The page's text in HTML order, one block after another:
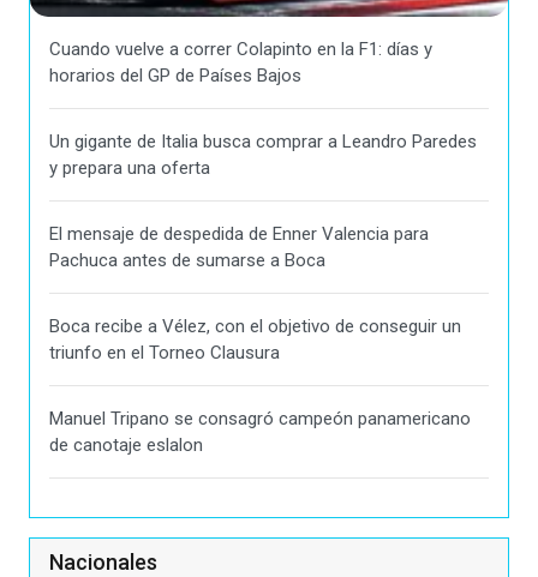
Cuando vuelve a correr Colapinto en la F1: días y
horarios del GP de Países Bajos
Un gigante de Italia busca comprar a Leandro Paredes
y prepara una oferta
El mensaje de despedida de Enner Valencia para
Pachuca antes de sumarse a Boca
Boca recibe a Vélez, con el objetivo de conseguir un
triunfo en el Torneo Clausura
Manuel Tripano se consagró campeón panamericano
de canotaje eslalon
Nacionales